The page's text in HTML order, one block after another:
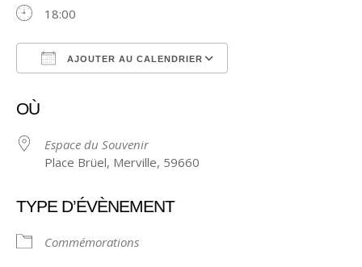
18:00
AJOUTER AU CALENDRIER
OÙ
Espace du Souvenir
Place Brüel, Merville, 59660
TYPE D’ÉVÈNEMENT
Commémorations